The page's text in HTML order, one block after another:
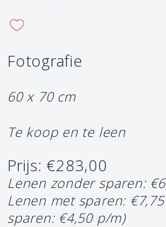
Fotografie
60 x 70 cm
Te koop en te leen
Prijs: €283,00
Lenen zonder sparen:
Lenen met sparen:
sparen: €4,50 p/m)